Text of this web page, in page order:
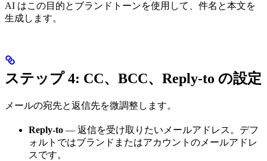
AI はこの目的とブランドトーンを使用して、件名と本文を
生成します。
ステップ 4: CC、BCC、Reply-to の設定
メールの宛先と返信先を微調整します。
Reply-to — 返信を受け取りたいメールアドレス。デフ
ォルトではブランドまたはアカウントのメールアドレ
スです。